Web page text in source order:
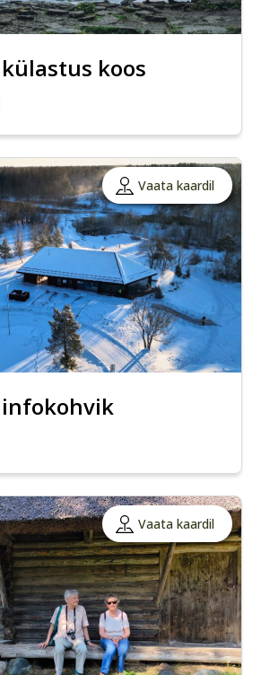
külastus koos
Vaata kaardil
infokohvik
Vaata kaardil